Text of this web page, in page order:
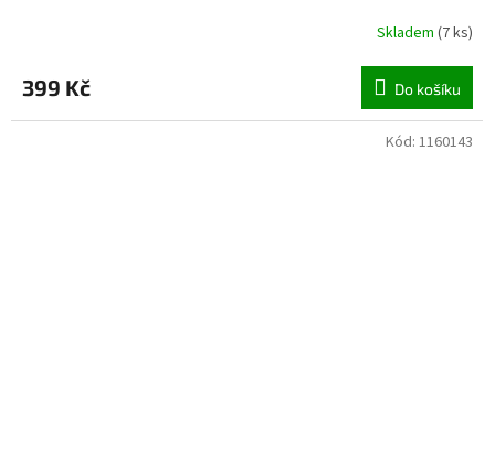
Skladem (7 ks)
399 Kč Do košíku
Kód: 1160143